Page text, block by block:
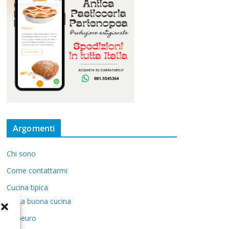
Argomenti
Chi sono
Come contattarmi
Cucina tipica
La buona cucina
5euro